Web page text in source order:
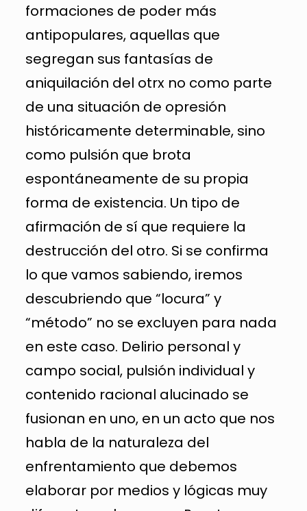
formaciones de poder más
antipopulares, aquellas que
segregan sus fantasías de
aniquilación del otrx no como parte
de una situación de opresión
históricamente determinable, sino
como pulsión que brota
espontáneamente de su propia
forma de existencia. Un tipo de
afirmación de sí que requiere la
destrucción del otro. Si se confirma
lo que vamos sabiendo, iremos
descubriendo que “locura” y
“método” no se excluyen para nada
en este caso. Delirio personal y
campo social, pulsión individual y
contenido racional alucinado se
fusionan en uno, en un acto que nos
habla de la naturaleza del
enfrentamiento que debemos
elaborar por medios y lógicas muy